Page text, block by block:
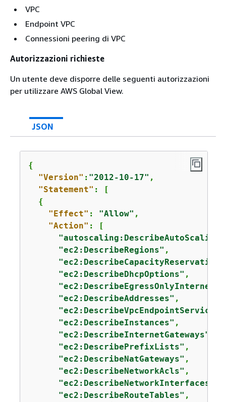
VPC
Endpoint VPC
Connessioni peering di VPC
Autorizzazioni richieste
Un utente deve disporre delle seguenti autorizzazioni
per utilizzare AWS Global View.
JSON
{
"Version" : "2012-10-17" ,
"Statement" : [
{
"Effect" : "Allow" ,
"Action" : [
"ec2:DescribeRegions" ,
"ec2:DescribeDhcpOptions" ,
"ec2:DescribeAddresses" ,
"ec2:DescribeVpcEndpointServices"
"ec2:DescribeInstances" ,
"ec2:DescribeInternetGateways"
"ec2:DescribePrefixLists" ,
"ec2:DescribeNatGateways" ,
"ec2:DescribeNetworkAcls" ,
"ec2:DescribeNetworkInterfaces"
"ec2:DescribeRouteTables" ,